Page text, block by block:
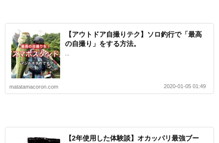
【アウトドア自撮りテク】ソロ釣行で「最高
の自撮り」をする方法。
matatamacoron.com 2020-01-05 01:49
【2年使用した体験談】オカッパリ最強ブー